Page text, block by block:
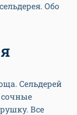
Обо
Сельдерей
Все